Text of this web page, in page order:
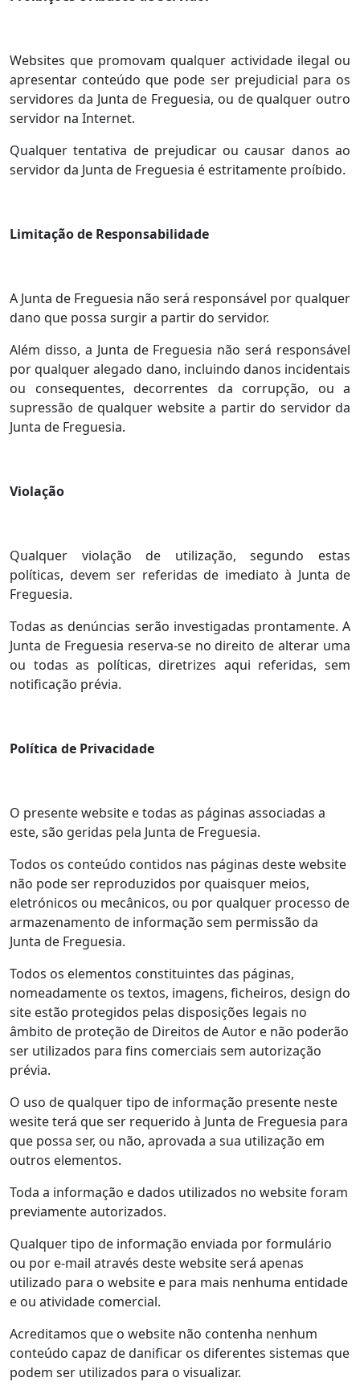
Websites que promovam qualquer actividade ilegal ou
apresentar conteúdo que pode ser prejudicial para os
servidores da Junta de Freguesia, ou de qualquer outro
servidor na Internet.
Qualquer tentativa de prejudicar ou causar danos ao
servidor da Junta de Freguesia é estritamente proíbido.
Limitação de Responsabilidade
A Junta de Freguesia não será responsável por qualquer
dano que possa surgir a partir do servidor.
Além disso, a Junta de Freguesia não será responsável
por qualquer alegado dano, incluindo danos incidentais
ou consequentes, decorrentes da corrupção, ou a
supressão de qualquer website a partir do servidor da
Junta de Freguesia.
Violação
Qualquer violação de utilização, segundo estas
políticas, devem ser referidas de imediato à Junta de
Freguesia.
Todas as denúncias serão investigadas prontamente. A
Junta de Freguesia reserva-se no direito de alterar uma
ou todas as políticas, diretrizes aqui referidas, sem
notificação prévia.
Política de Privacidade
O presente website e todas as páginas associadas a
este, são geridas pela Junta de Freguesia.
Todos os conteúdo contidos nas páginas deste website
não pode ser reproduzidos por quaisquer meios,
eletrónicos ou mecânicos, ou por qualquer processo de
armazenamento de informação sem permissão da
Junta de Freguesia.
Todos os elementos constituintes das páginas,
nomeadamente os textos, imagens, ficheiros, design do
site estão protegidos pelas disposições legais no
âmbito de proteção de Direitos de Autor e não poderão
ser utilizados para fins comerciais sem autorização
prévia.
O uso de qualquer tipo de informação presente neste
wesite terá que ser requerido à Junta de Freguesia para
que possa ser, ou não, aprovada a sua utilização em
outros elementos.
Toda a informação e dados utilizados no website foram
previamente autorizados.
Qualquer tipo de informação enviada por formulário
ou por e-mail através deste website será apenas
utilizado para o website e para mais nenhuma entidade
e ou atividade comercial.
Acreditamos que o website não contenha nenhum
conteúdo capaz de danificar os diferentes sistemas que
podem ser utilizados para o visualizar.